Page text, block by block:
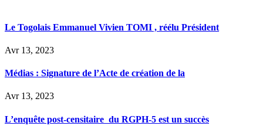
Le Togolais Emmanuel Vivien TOMI , réélu Président
Avr 13, 2023
Médias : Signature de l’Acte de création de la
Avr 13, 2023
L’enquête post-censitaire du RGPH-5 est un succès